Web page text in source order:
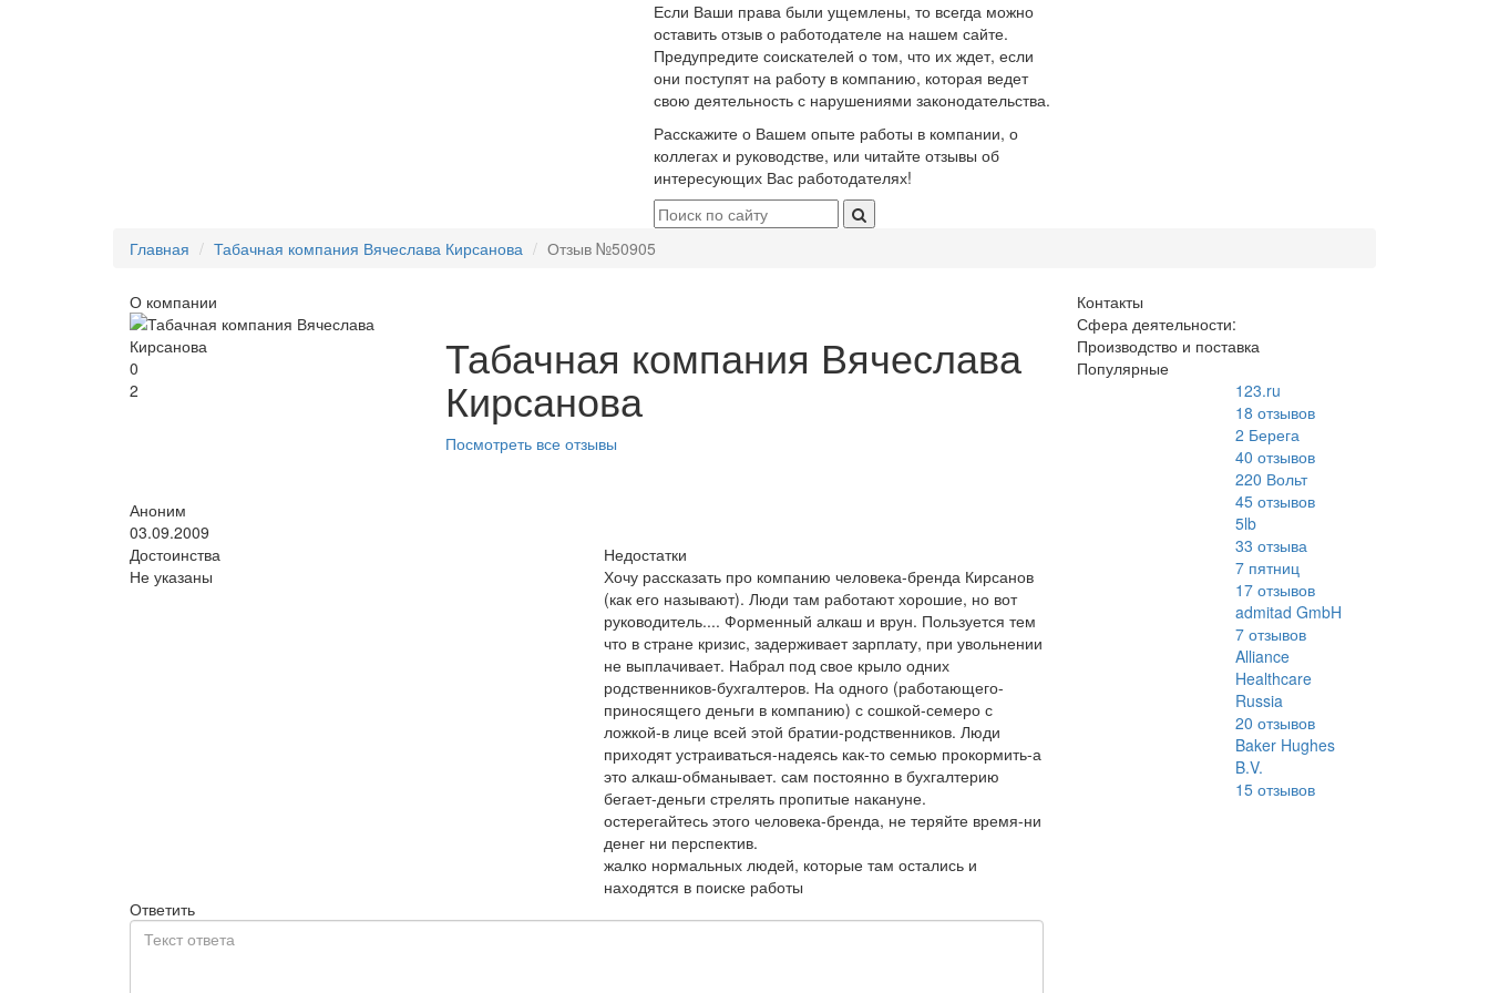
Если Ваши права были ущемлены, то всегда можно
оставить отзыв о работодателе на нашем сайте.
Предупредите соискателей о том, что их ждет, если
они поступят на работу в компанию, которая ведет
свою деятельность с нарушениями законодательства.
Расскажите о Вашем опыте работы в компании, о
коллегах и руководстве, или читайте отзывы об
интересующих Вас работодателях!
Главная Табачная компания Вячеслава Кирсанова Отзыв №50905
О компании
0
2
Табачная компания Вячеслава
Кирсанова
Посмотреть все отзывы
Аноним
03.09.2009
Достоинства
Не указаны
Недостатки
Хочу рассказать про компанию человека-бренда Кирсанов
(как его называют). Люди там работают хорошие, но вот
руководитель.... Форменный алкаш и врун. Пользуется тем
что в стране кризис, задерживает зарплату, при увольнении
не выплачивает. Набрал под свое крыло одних
родственников-бухгалтеров. На одного (работающего-
приносящего деньги в компанию) с сошкой-семеро с
ложкой-в лице всей этой братии-родственников. Люди
приходят устраиваться-надеясь как-то семью прокормить-а
это алкаш-обманывает. сам постоянно в бухгалтерию
бегает-деньги стрелять пропитые накануне.
остерегайтесь этого человека-бренда, не теряйте время-ни
денег ни перспектив.
жалко нормальных людей, которые там остались и
находятся в поиске работы
Ответить
Контакты
Сфера деятельности:
Производство и поставка
Популярные
123.ru
18 отзывов
2 Берега
40 отзывов
220 Вольт
45отзывов
5lb
33 отзыва
7 пятниц
17отзывов
admitad GmbH
7отзывов
Alliance
Healthcare
Russia
20 отзывов
Baker Hughes
B.V.
15отзывов